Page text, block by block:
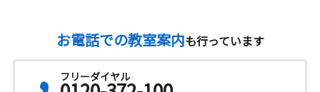
お電話での教室案内も行っています
フリーダイヤル